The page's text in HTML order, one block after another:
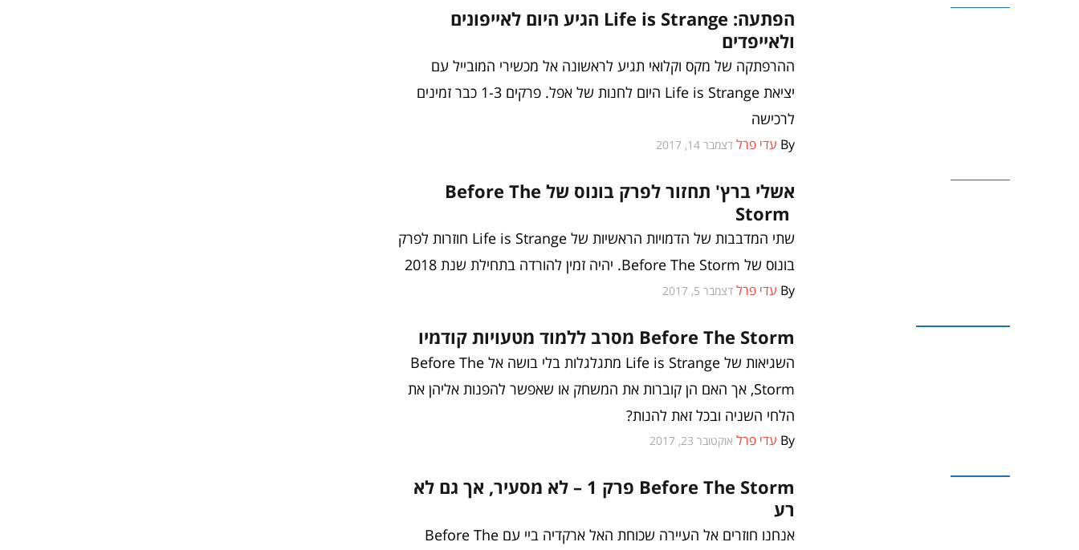
הפתעה: Life is Strange הגיע היום לאייפונים
ולאייפדים
ההרפתקה של מקס וקלואי תגיע לראשונה אל מכשירי המובייל עם
יציאת Life is Strange היום לחנות של אפל. פרקים 1-3 כבר זמינים
לרכישה
By עדי פרל דצמבר 14, 2017
אשלי ברץ' תחזור לפרק בונוס של Before The
Storm
שתי המדבבות של הדמויות הראשיות של Life is Strange חוזרות לפרק
בונוס של Before The Storm. יהיה זמין להורדה בתחילת שנת 2018
By עדי פרל דצמבר 5, 2017
Before The Storm מסרב ללמוד מטעויות קודמיו
השגיאות של Life is Strange מתגלגלות בלי בושה אל Before The
Storm, אך האם הן קוברות את המשחק או שאפשר להפנות אליהן את
הלחי השניה ובכל זאת להנות?
By עדי פרל אוקטובר 23, 2017
Before The Storm פרק 1 – לא מסעיר, אך גם לא
רע
אנחנו חוזרים אל העיירה שכוחת האל ארקדיה ביי עם Before The